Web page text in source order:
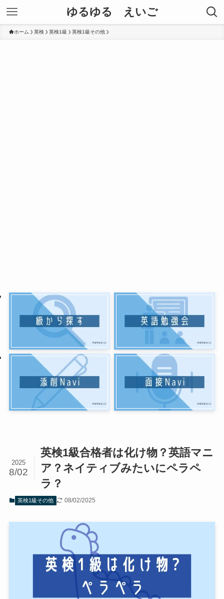
ゆるゆる えいご
ホーム 英検 英検1級 英検1級その他
英検1級合格者は化け物？英語マニ
ア？ネイティブみたいにペラペ
ラ？
2025
8/02
英検1級その他 08/02/2025